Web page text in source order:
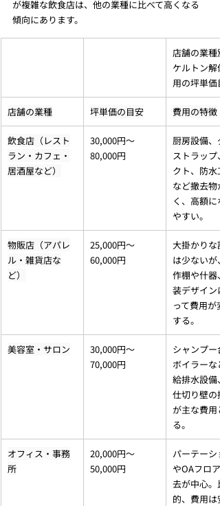
が複雑な飲食店は、他の業種に比べて高くなる
傾向にあります。
店舗の業種
ケルトン解
用の坪単価
店舗の業種 坪単価の目安 費用の特徴
飲食店（レスト
ラン・カフェ・
居酒屋など）
30,000円～
80,000円
厨房設備、
ストラップ
クト、防水
など撤去物
く、高額に
やすい。
物販店（アパレ
ル・雑貨店な
ど）
25,000円～
60,000円
大掛かりな
は少ないが
作棚や什器
装デザイン
って費用が
する。
美容室・サロン
30,000円～
70,000円
シャンプー
ボイラーな
給排水設備
仕切り壁の
が主な費用
る。
オフィス・事務
所
20,000円～
50,000円
パーテーシ
やOAフロア
去が中心。
的、費用は